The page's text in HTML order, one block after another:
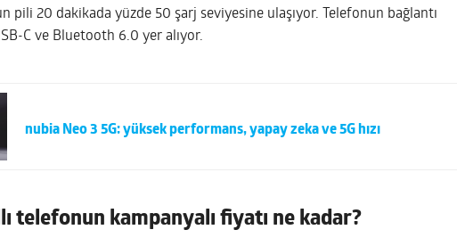
pili 20 dakikada yüzde 50 şarj seviyesine ulaşıyor. Telefonun bağlantı
C ve Bluetooth 6.0 yer alıyor.
nubia Neo 3 5G: yüksek performans, yapay zeka ve 5G hızı
telefonun kampanyalı fiyatı ne kadar?